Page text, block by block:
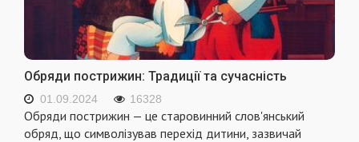
Обряди пострижин: Традиції та сучасність
01.09.2024 16328
Обряди пострижин — це старовинний слов'янський
обряд, що символізував перехід дитини, зазвичай